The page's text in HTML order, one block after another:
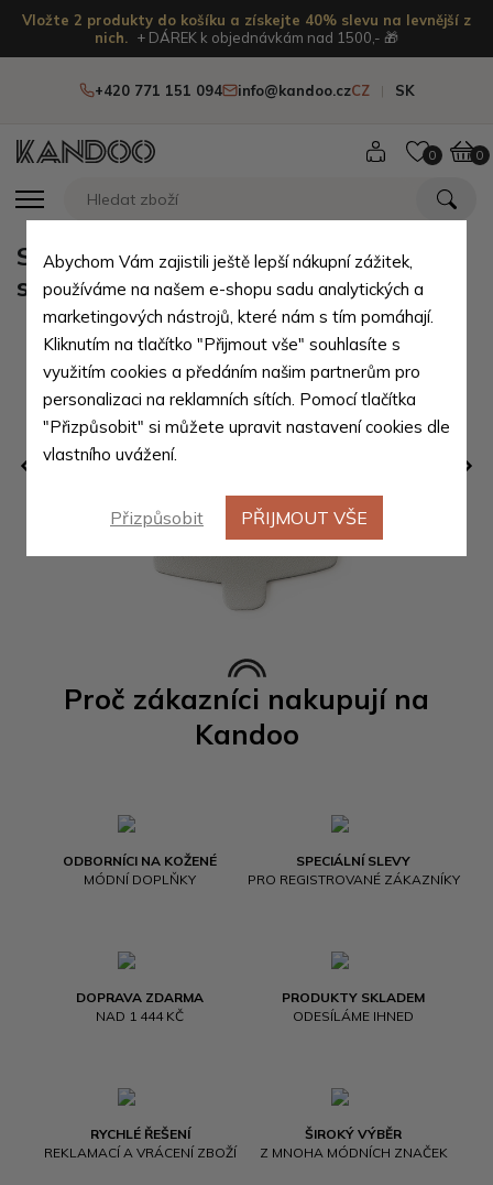
Vložte 2 produkty do košíku a získejte 40% slevu na levnější z
nich.
+ DÁREK k objednávkám nad 1500,- 🎁
+420 771 151 094 info@kandoo.czCZ SK
0 0
Proč zákazníci nakupují na
Kandoo
ODBORNÍCI NA KOŽENÉ
MÓDNÍ DOPLŇKY
SPECIÁLNÍ SLEVY
PRO REGISTROVANÉ ZÁKAZNÍKY
DOPRAVA ZDARMA
NAD 1 444 KČ
PRODUKTY SKLADEM
ODESÍLÁME IHNED
RYCHLÉ ŘEŠENÍ
REKLAMACÍ A VRÁCENÍ ZBOŽÍ
ŠIROKÝ VÝBĚR
Z MNOHA MÓDNÍCH ZNAČEK
Světle šedý vánoční ozdoba
stromeček Yevheniy
Abychom Vám zajistili ještě lepší nákupní zážitek,
používáme na našem e-shopu sadu analytických a
marketingových nástrojů, které nám s tím pomáhají.
Kliknutím na tlačítko "Přijmout vše" souhlasíte s
využitím cookies a předáním našim partnerům pro
personalizaci na reklamních sítích. Pomocí tlačítka
"Přizpůsobit" si můžete upravit nastavení cookies dle
vlastního uvážení.
Přizpůsobit PŘIJMOUT VŠE